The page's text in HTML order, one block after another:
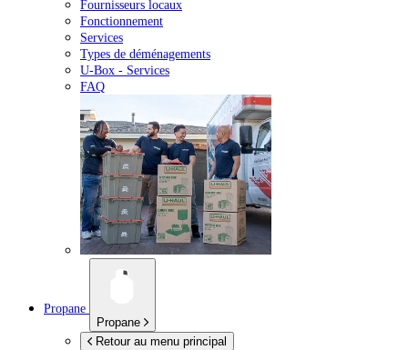
Fournisseurs locaux
Fonctionnement
Services
Types de déménagements
U-Box - Services
FAQ
Propane
Propane
Retour au menu principal